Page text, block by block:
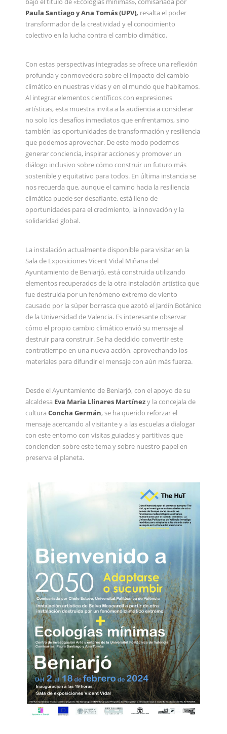
Paula Santiago y Ana Tomás (UPV), resalta el poder
transformador de la creatividad y el conocimiento
colectivo en la lucha contra el cambio climático.
Con estas perspectivas integradas se ofrece una reflexión
profunda y conmovedora sobre el impacto del cambio
climático en nuestras vidas y en el mundo que habitamos.
Al integrar elementos científicos con expresiones
artísticas, esta muestra invita a la audiencia a considerar
no solo los desafíos inmediatos que enfrentamos, sino
también las oportunidades de transformación y resiliencia
que podemos aprovechar. De este modo podemos
generar conciencia, inspirar acciones y promover un
diálogo inclusivo sobre cómo construir un futuro más
sostenible y equitativo para todos. En última instancia se
nos recuerda que, aunque el camino hacia la resiliencia
climática puede ser desafiante, está lleno de
oportunidades para el crecimiento, la innovación y la
solidaridad global.
La instalación actualmente disponible para visitar en la
Sala de Exposiciones Vicent Vidal Miñana del
Ayuntamiento de Beniarjó, está construida utilizando
elementos recuperados de la otra instalación artística que
fue destruida por un fenómeno extremo de viento
causado por la súper borrasca que azotó el Jardín Botánico
de la Universidad de Valencia. Es interesante observar
cómo el propio cambio climático envió su mensaje al
destruir para construir. Se ha decidido convertir este
contratiempo en una nueva acción, aprovechando los
materiales para difundir el mensaje con aún más fuerza.
Desde el Ayuntamiento de Beniarjó, con el apoyo de su
alcaldesa Eva Maria Llinares Martínezy la concejala de
cultura Concha Germán, se ha querido reforzar el
mensaje acercando al visitante y a las escuelas a dialogar
con este entorno con visitas guiadas y partitivas que
conciencien sobre este tema y sobre nuestro papel en
preserva el planeta.